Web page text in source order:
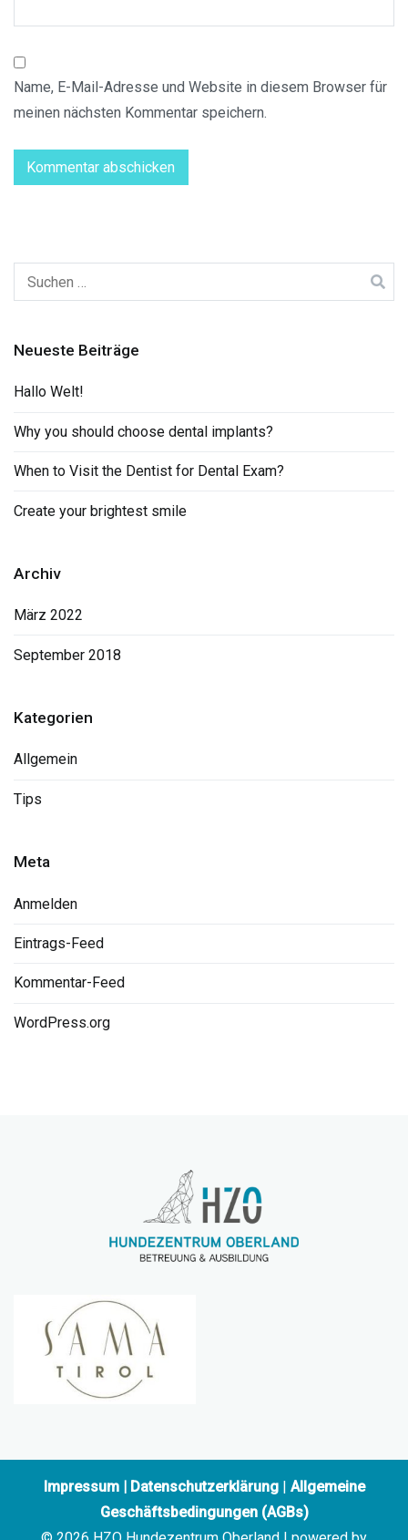
Name, E-Mail-Adresse und Website in diesem Browser für
meinen nächsten Kommentar speichern.
Suchen
nach:
Neueste Beiträge
Hallo Welt!
Why you should choose dental implants?
When to Visit the Dentist for Dental Exam?
Create your brightest smile
Archiv
März 2022
September 2018
Kategorien
Allgemein
Tips
Meta
Anmelden
Eintrags-Feed
Kommentar-Feed
WordPress.org
Impressum| Datenschutzerklärung| Allgemeine
Geschäftsbedingungen (AGBs)